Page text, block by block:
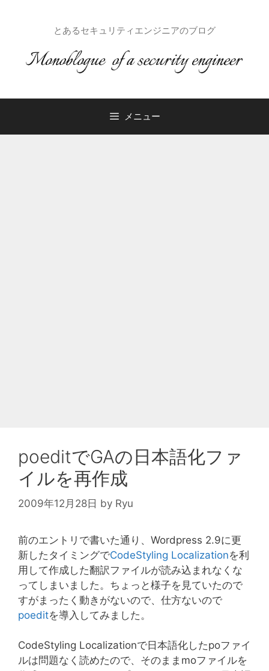
ス
とあるセキュリティエンジニアのブログ
メニュー
poeditでGAの日本語化ファ
イルを再作成
2009年12月28日 by Ryu
前のエントリで書いた通り、Wordpress 2.9に更
新したタイミングでCodeStyling Localizationを利
用して作成した翻訳ファイルが読み込まれなくな
ってしまいました。ちょっと様子を見ていたので
すがまったく動きがないので、仕方ないので
poeditを導入してみました。
CodeStyling Localizationで日本語化したpoファイ
ルは問題なく読めたので、そのままmoファイルを